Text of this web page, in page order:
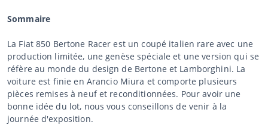
Sommaire
La Fiat 850 Bertone Racer est un coupé italien rare avec une
production limitée, une genèse spéciale et une version qui se
réfère au monde du design de Bertone et Lamborghini. La
voiture est finie en Arancio Miura et comporte plusieurs
pièces remises à neuf et reconditionnées. Pour avoir une
bonne idée du lot, nous vous conseillons de venir à la
journée d'exposition.